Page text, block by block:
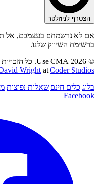
הצטרף לניוזלטר
אם לא נרשמתם בעצמכם, אל
ברשימת השיווק שלנו.
© 2026 Use CMA. כל הזכויות שמורות.
Wright at Coder Studios
בלוג כלים חינם שאלות נפוצות
Facebook